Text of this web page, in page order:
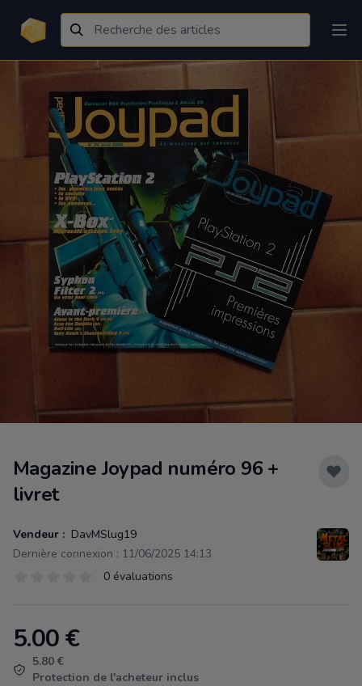
Magazine Joypad numéro 96 +
livret
Vendeur : DavMSlug19
Dernière connexion : 11/06/2025 14:13
0 évaluations
Product information
5.00€
5.80 €
Protection de l'acheteur inclus